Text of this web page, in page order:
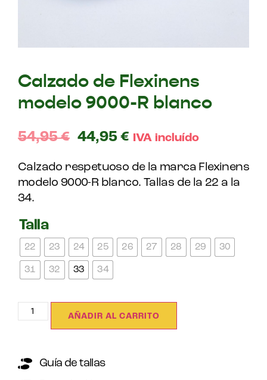
Calzado de Flexinens
modelo 9000-R blanco
54,95€ 44,95 € IVA incluído
Calzado respetuoso de la marca Flexinens
modelo 9000-R blanco. Tallas de la 22 a la
34.
Talla
22 23 24 25 26 27 28 29 30
31 32 33 34
AÑADIR AL CARRITO
Guía de tallas